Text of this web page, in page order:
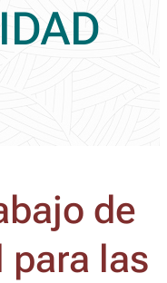
de
para las